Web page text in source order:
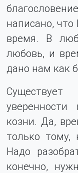
написано, что
время. В
любовь, и
дано нам как
козни. Да,
только тому,
Надо
конечно,